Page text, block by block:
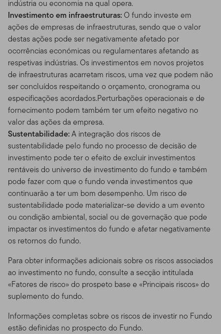
indústria ou economia na qual opera.
Investimento em infraestruturas:O fundo investe em
ações de empresas de infraestruturas, sendo que o valor
destas ações pode ser negativamente afetado por
ocorrências económicas ou regulamentares afetando as
respetivas indústrias. Os investimentos em novos projetos
de infraestruturas acarretam riscos, uma vez que podem não
ser concluídos respeitando o orçamento, cronograma ou
especificações acordados.Perturbações operacionais e de
fornecimento podem também ter um efeito negativo no
valor das ações da empresa.
Sustentabilidade:A integração dos riscos de
sustentabilidade pelo fundo no processo de decisão de
investimento pode ter o efeito de excluir investimentos
rentáveis ​​do universo de investimento do fundo e também
pode fazer com que o fundo venda investimentos que
continuarão a ter um bom desempenho. Um risco de
sustentabilidade pode materializar-se devido a um evento
ou condição ambiental, social ou de governação que pode
impactar os investimentos do fundo e afetar negativamente
os retornos do fundo.
Para obter informações adicionais sobre os riscos associados
ao investimento no fundo, consulte a secção intitulada
«Fatores de risco» do prospeto base e «Principais riscos» do
suplemento do fundo.
Informações completas sobre os riscos de investir no Fundo
estão definidas no prospecto do Fundo.